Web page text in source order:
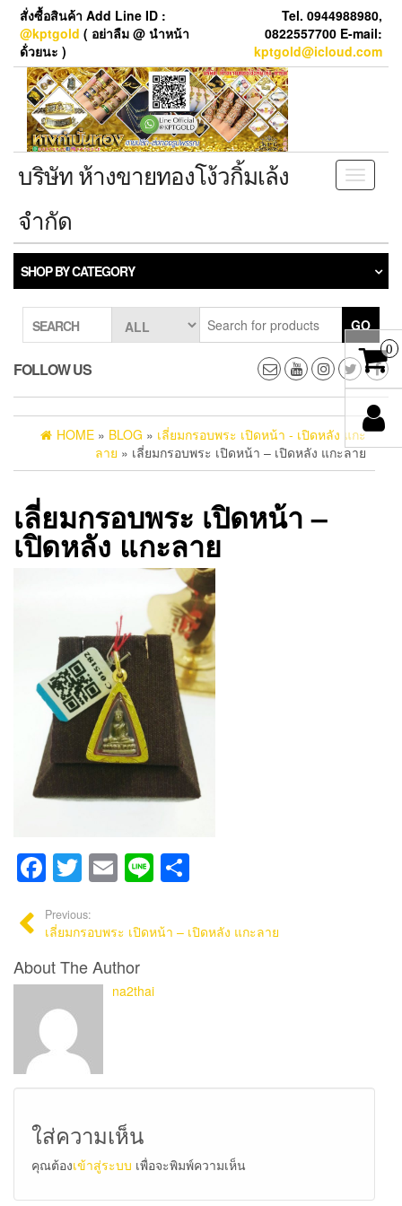
Skip
content
สั่งซื้อสินค้า Add Line ID :
@kptgold ( อย่าลืม @ นำหน้า
ด้่วยนะ )
Tel. 0944988980,
0822557700 E-mail:
kptgold@icloud.com
Toggle
บริษัท ห้างขายทองโง้วกิ้มเล้ง
จำกัด
SHOP BY CATEGORY
SEARCH GO
FOLLOW US
HOME » BLOG » เลี่ยมกรอบพระ เปิดหน้า - เปิดหลัง แกะ
ลาย » เลี่ยมกรอบพระ เปิดหน้า – เปิดหลัง แกะลาย
เลี่ยมกรอบพระ เปิดหน้า –
เปิดหลัง แกะลาย
Facebook
Twitter
Email
Line
Previous:
เลี่ยมกรอบพระ เปิดหน้า – เปิดหลัง แกะลาย
About The Author
na2thai
ใส่ความเห็น
คุณต้องเข้าสู่ระบบ เพื่อจะพิมพ์ความเห็น
0